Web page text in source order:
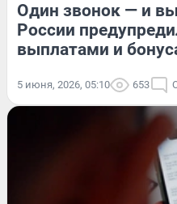
Один звонок — и
России
выплатами и
5 июня, 2026, 05:10 653